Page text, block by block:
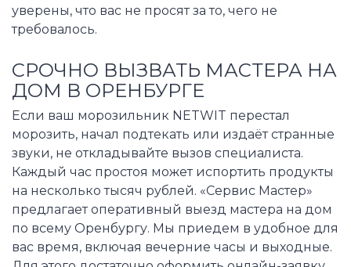
уверены, что вас не просят за то, чего не
требовалось.
СРОЧНО ВЫЗВАТЬ МАСТЕРА НА
ДОМ В ОРЕНБУРГЕ
Если ваш морозильник NETWIT перестал
морозить, начал подтекать или издаёт странные
звуки, не откладывайте вызов специалиста.
Каждый час простоя может испортить продукты
на несколько тысяч рублей. «Сервис Мастер»
предлагает оперативный выезд мастера на дом
по всему Оренбургу. Мы приедем в удобное для
вас время, включая вечерние часы и выходные.